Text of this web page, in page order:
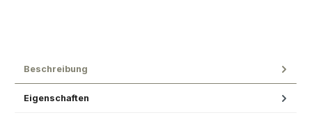
Beschreibung
Eigenschaften